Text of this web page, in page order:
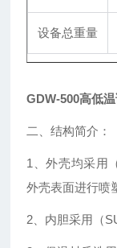
设备总重量
GDW-500高低
二、结构简介：
1、外壳均采用
外壳表面进行喷
2、内胆采用（